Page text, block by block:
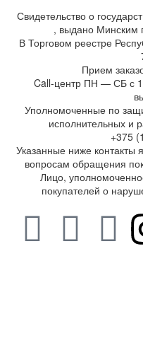
Свидетельство о
, выдано Минским
В Торговом реестре
Прием
Call-центр ПН — СБ с
Уполномоченные по
исполнительных и
+375
Указанные ниже контакты
вопросам обращения
Лицо,
покупателей о